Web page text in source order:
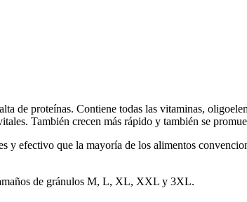
proteínas. Contiene todas las vitaminas,
También crecen más rápido y también se
que la mayoría de los alimentos
de gránulos M, L, XL, XXL y 3XL.